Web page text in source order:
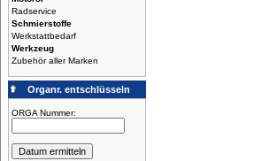
Radservice
Schmierstoffe
Werkstattbedarf
Werkzeug
Zubehör aller Marken
Organr. entschlüsseln
ORGA Nummer: